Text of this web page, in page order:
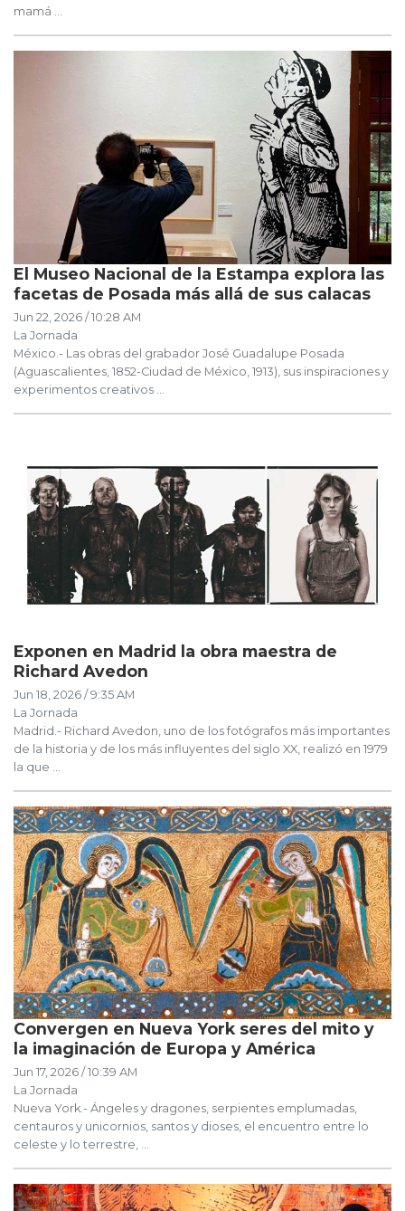
mamá ...
El Museo Nacional de la Estampa explora las
facetas de Posada más allá de sus calacas
Jun 22, 2026 / 10:28 AM
La Jornada
México.- Las obras del grabador José Guadalupe Posada
(Aguascalientes, 1852-Ciudad de México, 1913), sus inspiraciones y
experimentos creativos ...
Exponen en Madrid la obra maestra de
Richard Avedon
Jun 18, 2026 / 9:35 AM
La Jornada
Madrid.- Richard Avedon, uno de los fotógrafos más importantes
de la historia y de los más influyentes del siglo XX, realizó en 1979
la que ...
Convergen en Nueva York seres del mito y
la imaginación de Europa y América
Jun 17, 2026 / 10:39 AM
La Jornada
Nueva York.- Ángeles y dragones, serpientes emplumadas,
centauros y unicornios, santos y dioses, el encuentro entre lo
celeste y lo terrestre, ...